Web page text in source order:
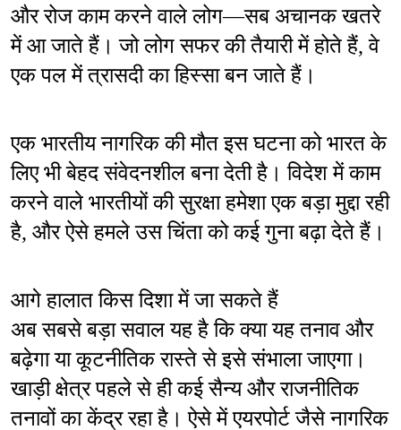
और रोज काम करने वाले लोग—सब अचानक खतरे
में आ जाते हैं। जो लोग सफर की तैयारी में होते हैं, वे
एक पल में त्रासदी का हिस्सा बन जाते हैं।
एक भारतीय नागरिक की मौत इस घटना को भारत के
लिए भी बेहद संवेदनशील बना देती है। विदेश में काम
करने वाले भारतीयों की सुरक्षा हमेशा एक बड़ा मुद्दा रही
है, और ऐसे हमले उस चिंता को कई गुना बढ़ा देते हैं।
आगे हालात किस दिशा में जा सकते हैं
अब सबसे बड़ा सवाल यह है कि क्या यह तनाव और
बढ़ेगा या कूटनीतिक रास्ते से इसे संभाला जाएगा।
खाड़ी क्षेत्र पहले से ही कई सैन्य और राजनीतिक
तनावों का केंद्र रहा है। ऐसे में एयरपोर्ट जैसे नागरिक